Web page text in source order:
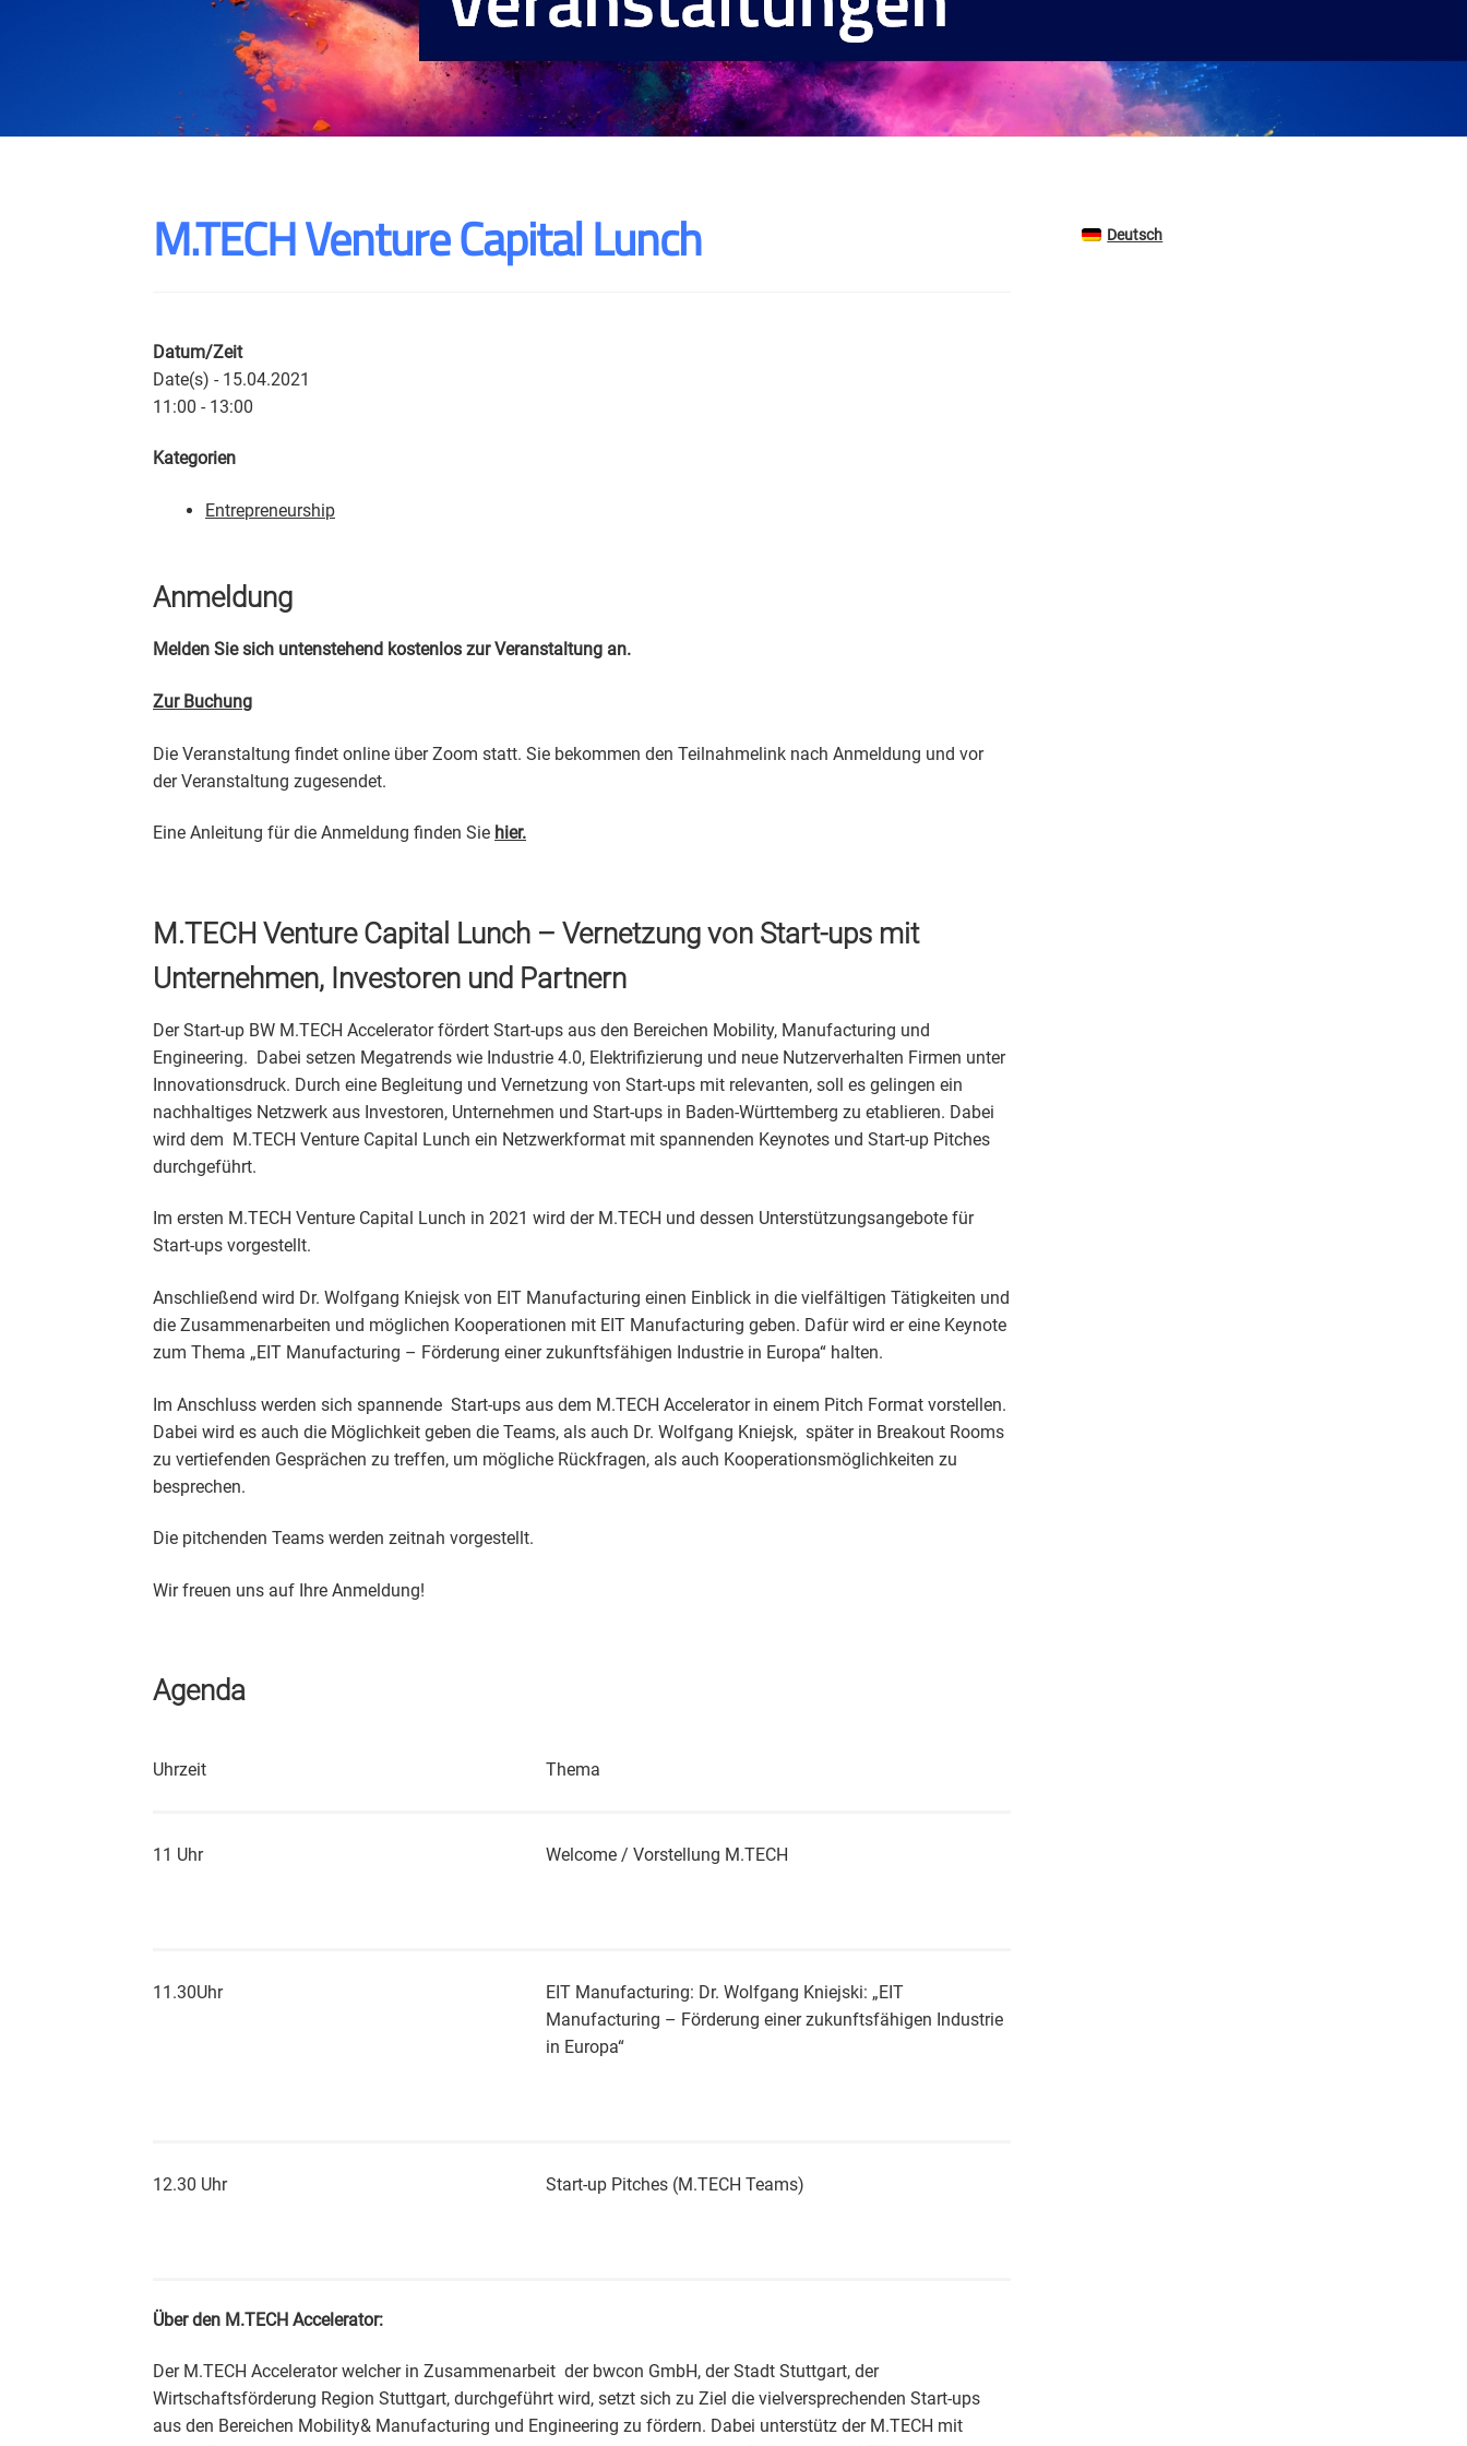
M.TECH Venture Capital Lunch
Datum/Zeit
Date(s) - 15.04.2021
11:00 - 13:00
Kategorien
Entrepreneurship
Anmeldung
Melden Sie sich untenstehend kostenlos zur Veranstaltung an.
Zur Buchung
Die Veranstaltung findet online über Zoom statt. Sie bekommen den Teilnahmelink nach Anmeldung und vor
der Veranstaltung zugesendet.
Eine Anleitung für die Anmeldung finden Sie hier.
M.TECH Venture Capital Lunch – Vernetzung von Start-ups mit
Unternehmen, Investoren und Partnern
Der Start-up BW M.TECH Accelerator fördert Start-ups aus den Bereichen Mobility, Manufacturing und
Engineering. Dabei setzen Megatrends wie Industrie 4.0, Elektrifizierung und neue Nutzerverhalten Firmen unter
Innovationsdruck. Durch eine Begleitung und Vernetzung von Start-ups mit relevanten, soll es gelingen ein
nachhaltiges Netzwerk aus Investoren, Unternehmen und Start-ups in Baden-Württemberg zu etablieren. Dabei
wird dem M.TECH Venture Capital Lunch ein Netzwerkformat mit spannenden Keynotes und Start-up Pitches
durchgeführt.
Im ersten M.TECH Venture Capital Lunch in 2021 wird der M.TECH und dessen Unterstützungsangebote für
Start-ups vorgestellt.
Anschließend wird Dr. Wolfgang Kniejsk von EIT Manufacturing einen Einblick in die vielfältigen Tätigkeiten und
die Zusammenarbeiten und möglichen Kooperationen mit EIT Manufacturing geben. Dafür wird er eine Keynote
zum Thema „EIT Manufacturing – Förderung einer zukunftsfähigen Industrie in Europa“ halten.
Im Anschluss werden sich spannende Start-ups aus dem M.TECH Accelerator in einem Pitch Format vorstellen.
Dabei wird es auch die Möglichkeit geben die Teams, als auch Dr. Wolfgang Kniejsk, später in Breakout Rooms
zu vertiefenden Gesprächen zu treffen, um mögliche Rückfragen, als auch Kooperationsmöglichkeiten zu
besprechen.
Die pitchenden Teams werden zeitnah vorgestellt.
Wir freuen uns auf Ihre Anmeldung!
Agenda
Uhrzeit Thema
11 Uhr Welcome / Vorstellung M.TECH
11.30Uhr
EIT Manufacturing: Dr. Wolfgang Kniejski: „EIT
Manufacturing – Förderung einer zukunftsfähigen Industrie
in Europa“
12.30 Uhr Start-up Pitches (M.TECH Teams)
Über den M.TECH Accelerator:
Der M.TECH Accelerator welcher in Zusammenarbeit der bwcon GmbH, der Stadt Stuttgart, der
Wirtschaftsförderung Region Stuttgart, durchgeführt wird, setzt sich zu Ziel die vielversprechenden Start-ups
aus den Bereichen Mobility& Manufacturing und Engineering zu fördern. Dabei unterstütz der M.TECH mit
Deutsch